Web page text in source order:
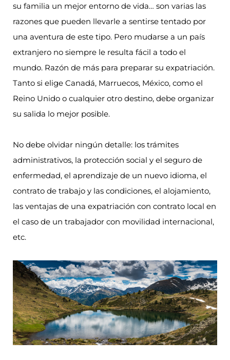
su familia un mejor entorno de vida… son varias las
razones que pueden llevarle a sentirse tentado por
una aventura de este tipo. Pero mudarse a un país
extranjero no siempre le resulta fácil a todo el
mundo. Razón de más para preparar su expatriación.
Tanto si elige Canadá, Marruecos, México, como el
Reino Unido o cualquier otro destino, debe organizar
su salida lo mejor posible.
No debe olvidar ningún detalle: los trámites
administrativos, la protección social y el seguro de
enfermedad, el aprendizaje de un nuevo idioma, el
contrato de trabajo y las condiciones, el alojamiento,
las ventajas de una expatriación con contrato local en
el caso de un trabajador con movilidad internacional,
etc.